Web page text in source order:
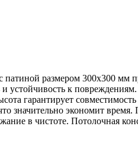
размером 300х300 мм
устойчивость к
гарантирует
значительно экономит
в чистоте. Потолочная